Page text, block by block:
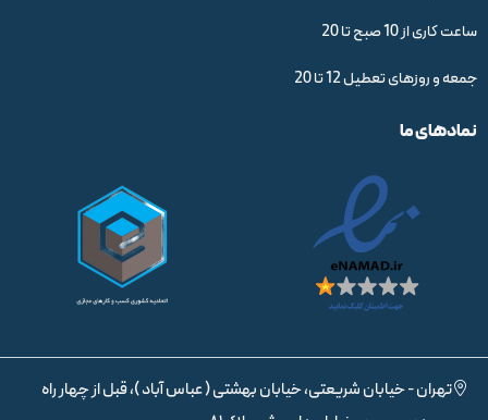
ساعت کاری از 10 صبح تا 20
جمعه و روزهای تعطیل 12 تا 20
نمادهای ما
تهران - خیابان شریعتی، خیابان بهشتی ( عباس آباد )، قبل از چهار راه